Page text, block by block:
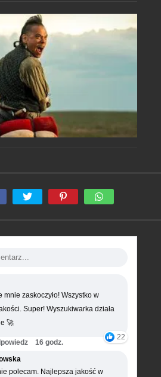
mnie zaskoczyło! Wszystko w
Super! Wyszukiwarka działa
🚀
22
16 godz.
polecam. Najlepsza jakość w